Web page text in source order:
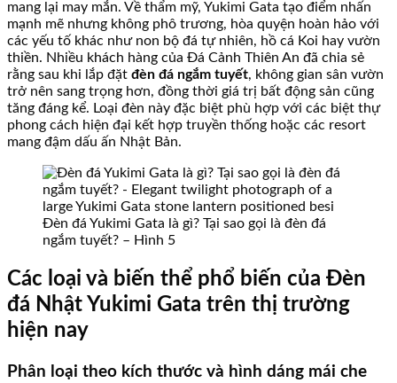
mang lại may mắn. Về thẩm mỹ, Yukimi Gata tạo điểm nhấn
mạnh mẽ nhưng không phô trương, hòa quyện hoàn hảo với
các yếu tố khác như non bộ đá tự nhiên, hồ cá Koi hay vườn
thiền. Nhiều khách hàng của Đá Cảnh Thiên An đã chia sẻ
rằng sau khi lắp đặt đèn đá ngắm tuyết, không gian sân vườn
trở nên sang trọng hơn, đồng thời giá trị bất động sản cũng
tăng đáng kể. Loại đèn này đặc biệt phù hợp với các biệt thự
phong cách hiện đại kết hợp truyền thống hoặc các resort
mang đậm dấu ấn Nhật Bản.
Đèn đá Yukimi Gata là gì? Tại sao gọi là đèn đá
ngắm tuyết? – Hình 5
Các loại và biến thể phổ biến của Đèn
đá Nhật Yukimi Gata trên thị trường
hiện nay
Phân loại theo kích thước và hình dáng mái che